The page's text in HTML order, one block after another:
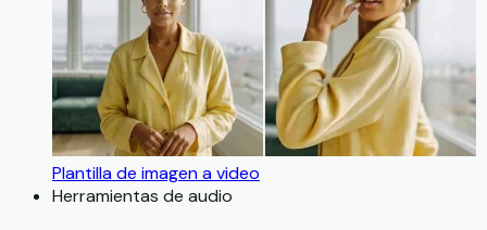
Plantilla de imagen a video
Herramientas de audio